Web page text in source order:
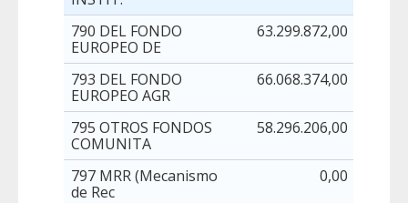
790 DEL FONDO
EUROPEO DE
63.299.872,00
793 DEL FONDO
EUROPEO AGR
66.068.374,00
795 OTROS FONDOS
COMUNITA
58.296.206,00
797 MRR (Mecanismo
de Rec
0,00